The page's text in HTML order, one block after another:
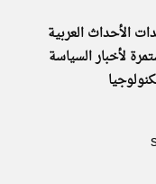
الدولة
من تونس
مدار الساعة
والمباشرة
الأحداث العربية
لأخبار السياسة